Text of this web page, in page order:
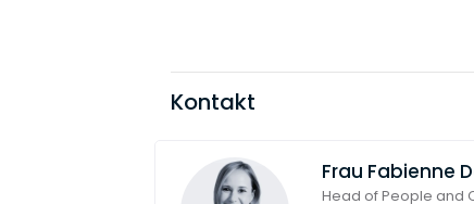
Kontakt
Frau Fabienne
Head of People and